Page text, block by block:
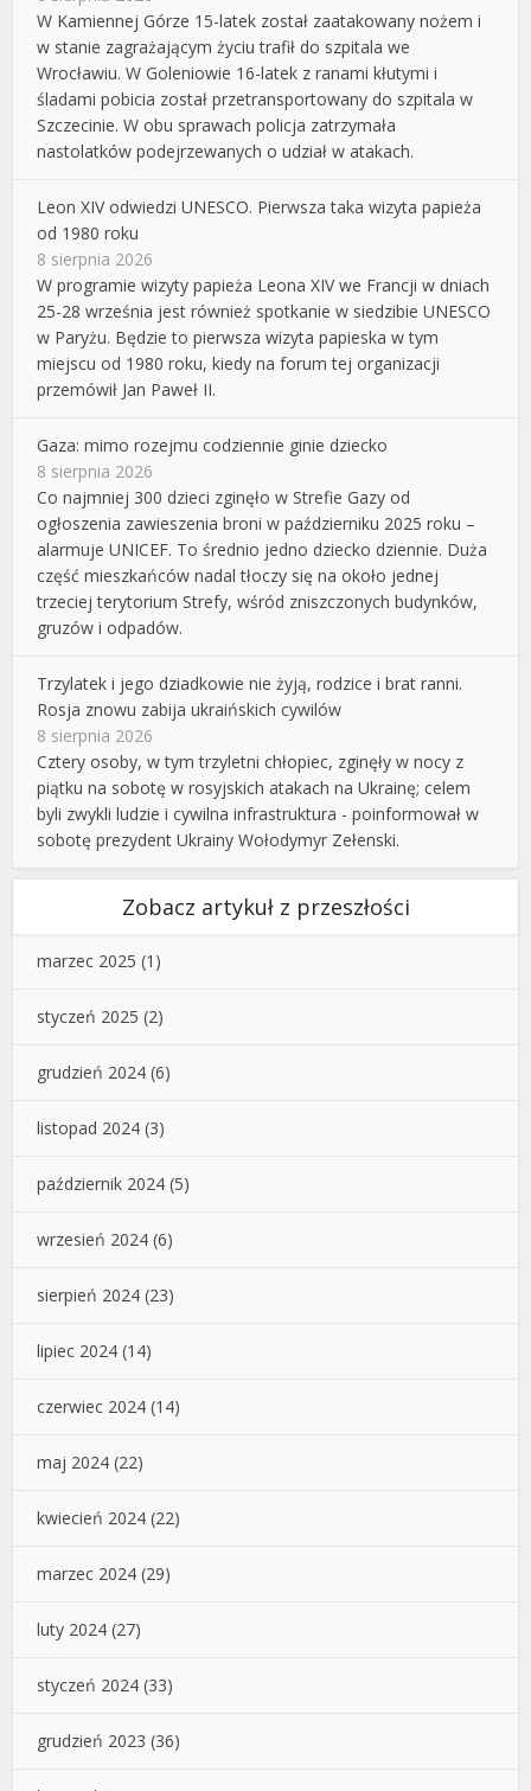
W Kamiennej Górze 15-latek został zaatakowany nożem i
w stanie zagrażającym życiu trafił do szpitala we
Wrocławiu. W Goleniowie 16-latek z ranami kłutymi i
śladami pobicia został przetransportowany do szpitala w
Szczecinie. W obu sprawach policja zatrzymała
nastolatków podejrzewanych o udział w atakach.
Leon XIV odwiedzi UNESCO. Pierwsza taka wizyta papieża
od 1980 roku
8 sierpnia 2026
W programie wizyty papieża Leona XIV we Francji w dniach
25-28 września jest również spotkanie w siedzibie UNESCO
w Paryżu. Będzie to pierwsza wizyta papieska w tym
miejscu od 1980 roku, kiedy na forum tej organizacji
przemówił Jan Paweł II.
Gaza: mimo rozejmu codziennie ginie dziecko
8 sierpnia 2026
Co najmniej 300 dzieci zginęło w Strefie Gazy od
ogłoszenia zawieszenia broni w październiku 2025 roku –
alarmuje UNICEF. To średnio jedno dziecko dziennie. Duża
część mieszkańców nadal tłoczy się na około jednej
trzeciej terytorium Strefy, wśród zniszczonych budynków,
gruzów i odpadów.
Trzylatek i jego dziadkowie nie żyją, rodzice i brat ranni.
Rosja znowu zabija ukraińskich cywilów
8 sierpnia 2026
Cztery osoby, w tym trzyletni chłopiec, zginęły w nocy z
piątku na sobotę w rosyjskich atakach na Ukrainę; celem
byli zwykli ludzie i cywilna infrastruktura - poinformował w
sobotę prezydent Ukrainy Wołodymyr Zełenski.
Zobacz artykuł z przeszłości
marzec 2025 (1)
styczeń 2025 (2)
grudzień 2024 (6)
listopad 2024 (3)
październik 2024 (5)
wrzesień 2024 (6)
sierpień 2024 (23)
lipiec 2024 (14)
czerwiec 2024 (14)
maj 2024 (22)
kwiecień 2024 (22)
marzec 2024 (29)
luty 2024 (27)
styczeń 2024 (33)
grudzień 2023 (36)